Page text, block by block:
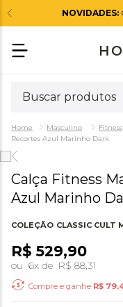
NOVIDADES:
Masculino Fitness
Recortes Azul Marinho Dark
Calça Fitness
Azul Marinho
COLEÇÃO CLASSIC CULT
R$ 529,90
ou 6x de R$ 88,31
Compre e ganhe R$